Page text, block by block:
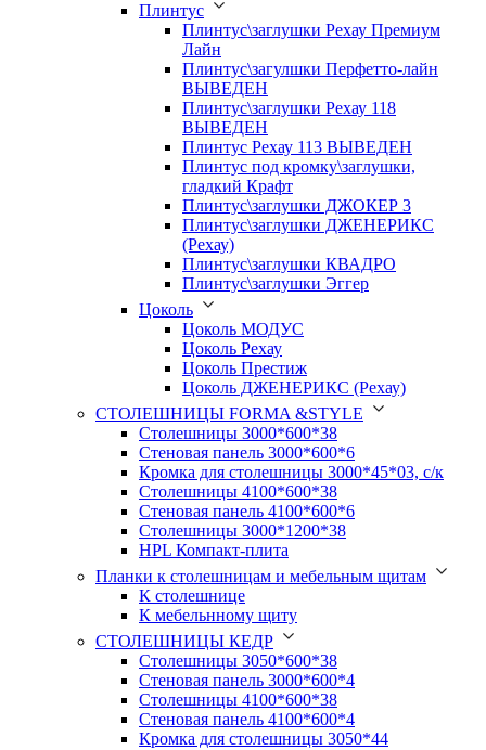
Плинтус
Плинтус\заглушки Рехау Премиум
Лайн
Плинтус\загулшки Перфетто-лайн
ВЫВЕДЕН
Плинтус\заглушки Рехау 118
ВЫВЕДЕН
Плинтус Рехау 113 ВЫВЕДЕН
Плинтус под кромку\заглушки,
гладкий Крафт
Плинтус\заглушки ДЖОКЕР 3
Плинтус\заглушки ДЖЕНЕРИКС
(Рехау)
Плинтус\заглушки КВАДРО
Плинтус\заглушки Эггер
Цоколь
Цоколь МОДУС
Цоколь Рехау
Цоколь Престиж
Цоколь ДЖЕНЕРИКС (Рехау)
СТОЛЕШНИЦЫ FORMA &STYLE
Столешницы 3000*600*38
Стеновая панель 3000*600*6
Кромка для столешницы 3000*45*03, с/к
Столешницы 4100*600*38
Стеновая панель 4100*600*6
Столешницы 3000*1200*38
HPL Компакт-плита
Планки к столешницам и мебельным щитам
К столешнице
К мебельнному щиту
СТОЛЕШНИЦЫ КЕДР
Столешницы 3050*600*38
Стеновая панель 3000*600*4
Столешницы 4100*600*38
Стеновая панель 4100*600*4
Кромка для столешницы 3050*44